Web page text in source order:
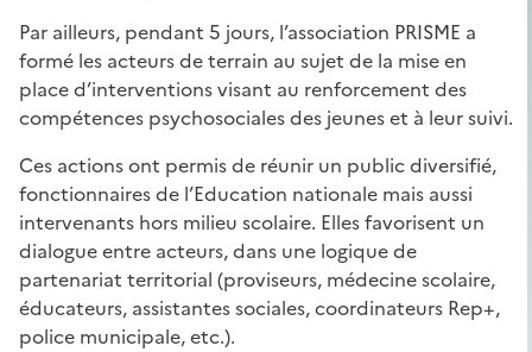
Par ailleurs, pendant 5 jours, l’association PRISME a
formé les acteurs de terrain au sujet de la mise en
place d’interventions visant au renforcement des
compétences psychosociales des jeunes et à leur suivi.
Ces actions ont permis de réunir un public diversifié,
fonctionnaires de l’Education nationale mais aussi
intervenants hors milieu scolaire. Elles favorisent un
dialogue entre acteurs, dans une logique de
partenariat territorial (proviseurs, médecine scolaire,
éducateurs, assistantes sociales, coordinateurs Rep+,
police municipale, etc.).